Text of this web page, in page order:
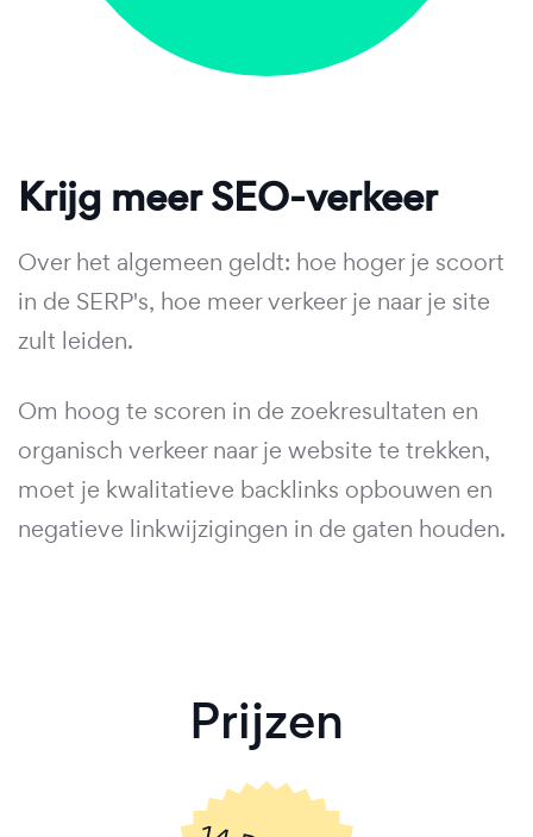
Krijg meer SEO-verkeer
Over het algemeen geldt: hoe hoger je scoort
in de SERP's, hoe meer verkeer je naar je site
zult leiden.
Om hoog te scoren in de zoekresultaten en
organisch verkeer naar je website te trekken,
moet je kwalitatieve backlinks opbouwen en
negatieve linkwijzigingen in de gaten houden.
Prijzen